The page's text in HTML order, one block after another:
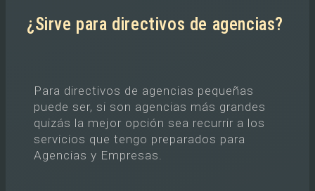
¿Sirve para directivos de agencias?
Para directivos de agencias pequeñas
puede ser, si son agencias más grandes
quizás la mejor opción sea recurrir a los
servicios que tengo preparados para
Agencias y Empresas.